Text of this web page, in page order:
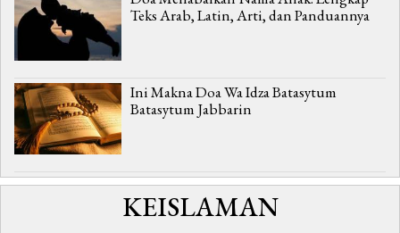
Teks Arab, Latin, Arti, dan Panduannya
Ini Makna Doa Wa Idza Batasytum
Batasytum Jabbarin
KEISLAMAN